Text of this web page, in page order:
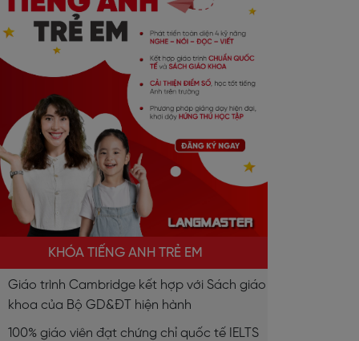
KHÓA TIẾNG ANH TRẺ EM
Giáo trình Cambridge kết hợp với Sách giáo
khoa của Bộ GD&ĐT hiện hành
100% giáo viên đạt chứng chỉ quốc tế IELTS